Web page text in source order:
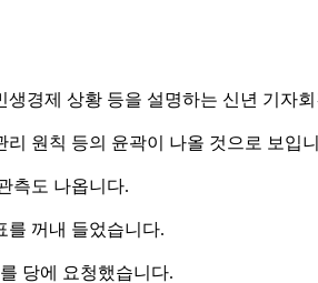
경제 상황 등을 설명하는 신년 기자
원칙 등의 윤곽이 나올 것으로 보입
측도 나옵니다.
를 꺼내 들었습니다.
당에 요청했습니다.